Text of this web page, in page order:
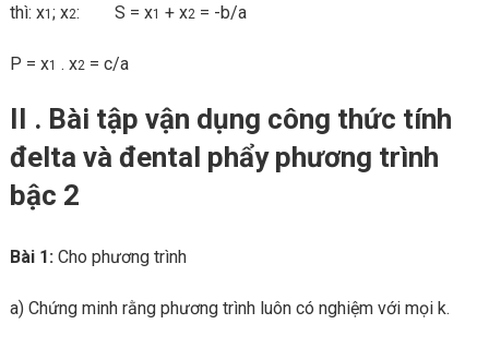
thì: x1 ; x2: S = x1 + x2= -b/a
P = x1 . x2= c/a
II . Bài tập vận dụng công thức tính
đelta và đental phẩy phương trình
bậc 2
Bài 1:Cho phương trình
a) Chứng minh rằng phương trình luôn có nghiệm với mọi k.